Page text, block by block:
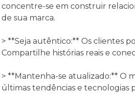
concentre-se em construir
de sua marca.
> **Seja autêntico:** Os clientes
Compartilhe histórias reais e
> **Mantenha-se atualizado:** O
últimas tendências e tecnologias